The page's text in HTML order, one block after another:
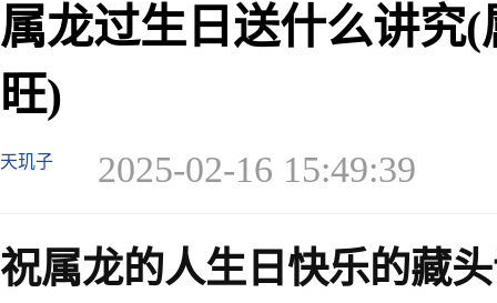
属龙过生日送什么讲究
旺)
天玑子 2025-02-16 15:49:39
祝属龙的人生日快乐的藏